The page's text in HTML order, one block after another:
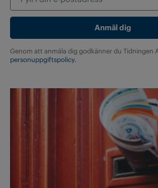
Genom att anmäla dig godkänner du Tidningen
personuppgiftspolicy.